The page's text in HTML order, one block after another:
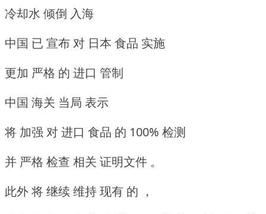
冷却水 倾倒 入海
中国 已 宣布 对 日本 食品 实施
更加 严格 的 进口 管制
中国 海关 当局 表示
将 加强 对 进口 食品 的 100% 检测
并 严格 检查 相关 证明文件 。
此外 将 继续 维持 现有 的 ，